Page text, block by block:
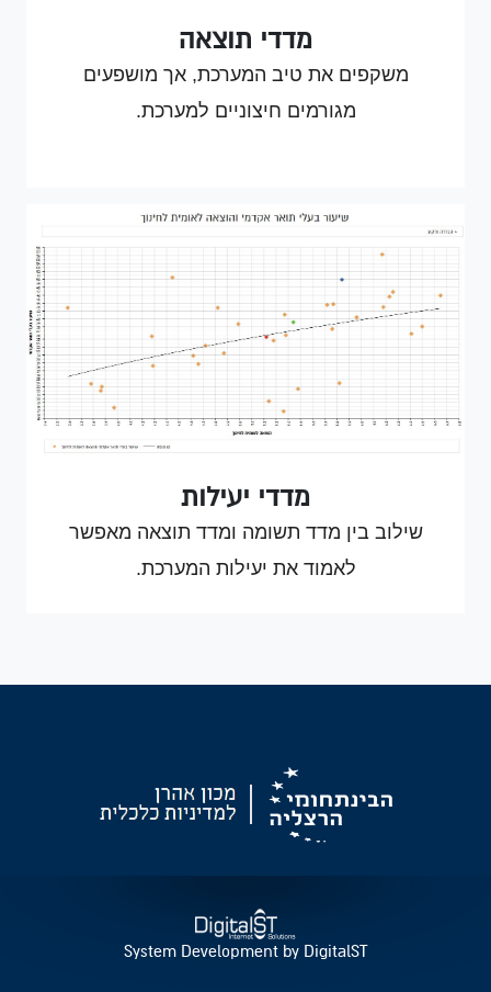
מדדי תוצאה
משקפים את טיב המערכת, אך מושפעים
מגורמים חיצוניים למערכת.
מדדי יעילות
שילוב בין מדד תשומה ומדד תוצאה מאפשר
לאמוד את יעילות המערכת.
System Development by DigitalST